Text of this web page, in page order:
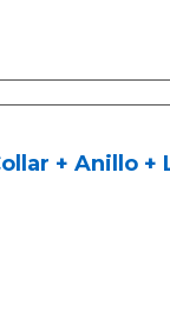
+ Anillo +